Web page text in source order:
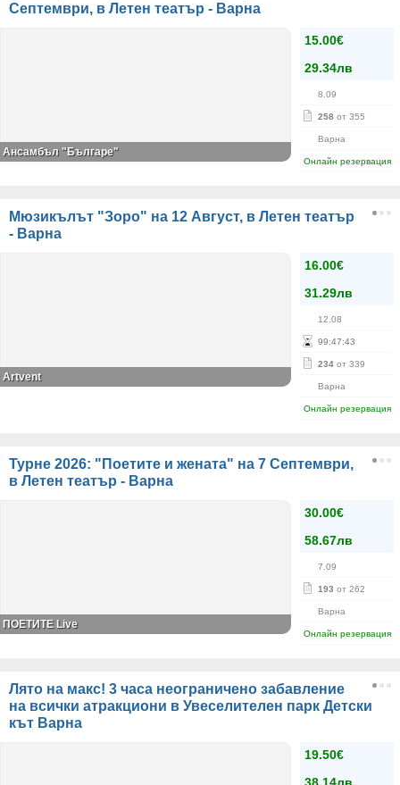
Септември, в Летен театър - Варна
15.00€
29.34лв
8.09
258 от 355
Варна
Онлайн резервация
Ансамбъл "Българе"
Мюзикълът "Зоро" на 12 Август, в Летен театър
- Варна
16.00€
31.29лв
12.08
99:47:43
234 от 339
Варна
Онлайн резервация
Artvent
Турне 2026: "Поетите и жената" на 7 Септември,
в Летен театър - Варна
30.00€
58.67лв
7.09
193 от 262
Варна
Онлайн резервация
ПОЕТИТЕ Live
Лято на макс! 3 часа неограничено забавление
на всички атракциони в Увеселителен парк Детски
кът Варна
19.50€